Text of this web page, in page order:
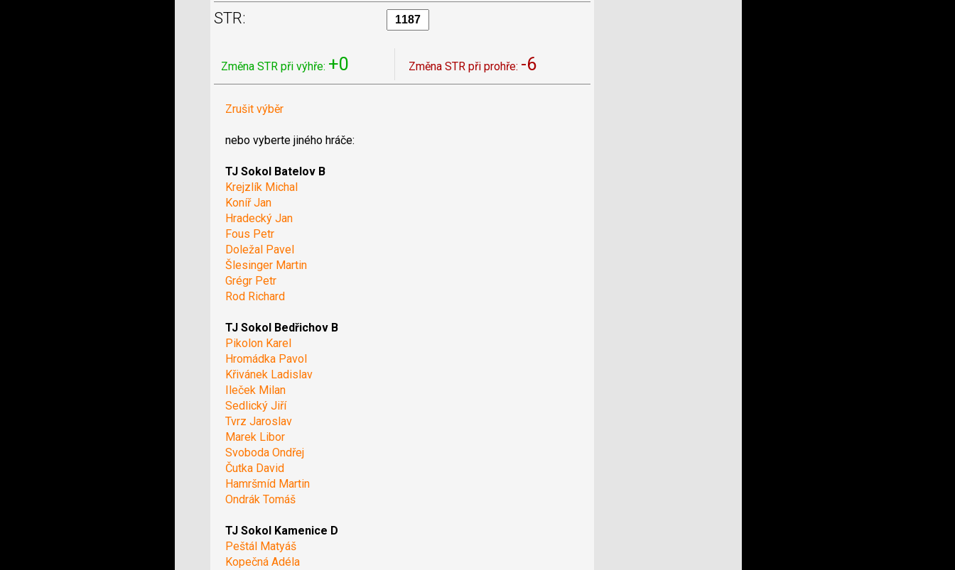
STR:
Změna STR při výhře: +0 Změna STR při prohře: -6
Zrušit výběr
nebo vyberte jiného hráče:
TJ Sokol Batelov B
Krejzlík Michal
Koníř Jan
Hradecký Jan
Fous Petr
Doležal Pavel
Šlesinger Martin
Grégr Petr
Rod Richard
TJ Sokol Bedřichov B
Pikolon Karel
Hromádka Pavol
Křivánek Ladislav
Ileček Milan
Sedlický Jiří
Tvrz Jaroslav
Marek Libor
Svoboda Ondřej
Čutka David
Hamršmíd Martin
Ondrák Tomáš
TJ Sokol Kamenice D
Peštál Matyáš
Kopečná Adéla